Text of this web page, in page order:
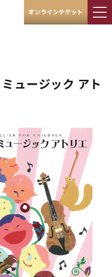
オンラインチケット
ュージック アト